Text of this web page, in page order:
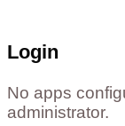
Login
No apps
administrator.